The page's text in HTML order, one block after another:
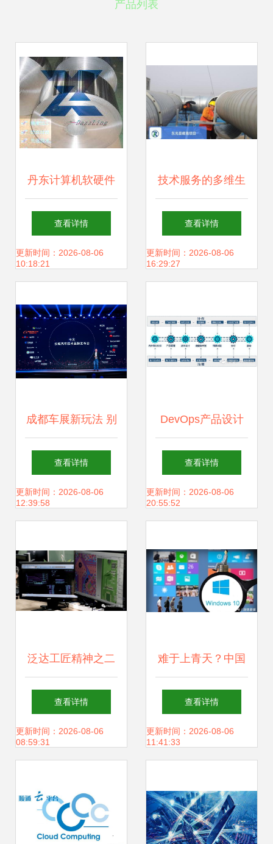
产品列表
丹东计算机软硬件
技术开发 驱动数字
化转型的核心引擎
查看详情
更新时间：2026-08-06
10:18:21
技术服务的多维生
态 上海互联网销售
与软硬件开发的法
查看详情
更新时间：2026-08-06
16:29:27
成都车展新玩法 别
只看豪车，快来玩
转2021款哈弗
技
查看详情
更新时间：2026-08-06
12:39:58
DevOps产品设计
与研发中，我曾犯
过的6个错误
查看详情
更新时间：2026-08-06
20:55:52
泛达工匠精神之二
产品研发
查看详情
更新时间：2026-08-06
08:59:31
难于上青天？中国
自研电脑系统的普
及时机与挑战
查看详情
更新时间：2026-08-06
11:41:33